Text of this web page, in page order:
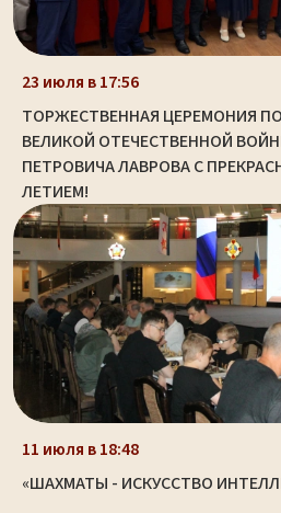
23 июля в 17:56
ТОРЖЕСТВЕННАЯ ЦЕРЕМОНИЯ
ВЕЛИКОЙ ОТЕЧЕСТВЕННОЙ
ПЕТРОВИЧА ЛАВРОВА С
ЛЕТИЕМ!
11 июля в 18:48
«ШАХМАТЫ - ИСКУССТВО